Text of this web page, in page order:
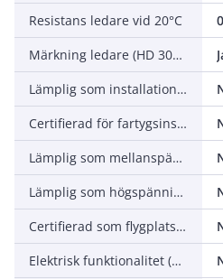
Resistans ledare vid 20°C
Märkning ledare (HD 308 S2)
Lämplig som installationskabel
Certifierad för fartygsinstallationer
Lämplig som mellanspänningskabel
Lämplig som högspänningskabel
Certifierad som flygplatsbelysningskabel
Elektrisk funktionalitet (Circuit integrity) vid brand (EN 50200 Annex E)